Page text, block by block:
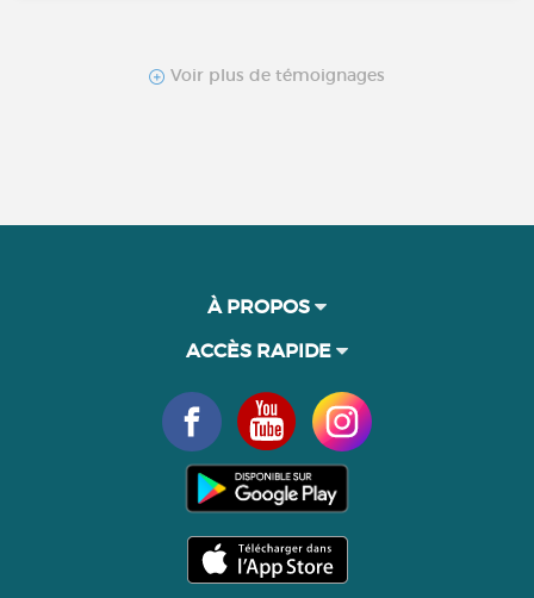
Voir plus de témoignages
À PROPOS
ACCÈS RAPIDE